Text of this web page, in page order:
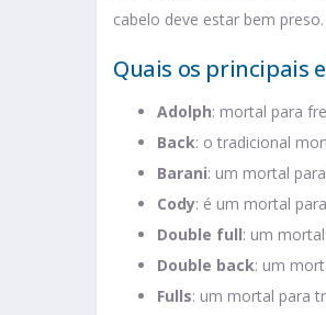
cabelo deve estar bem preso.
Quais os principais
Adolph: mortal para
Back: o tradicional
Barani: um mortal
Cody: é um mortal
Double full: um
Double back: um
Fulls: um mortal para